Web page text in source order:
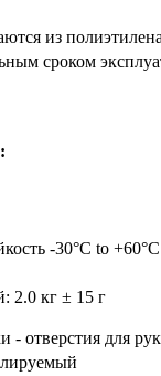
из
сроком
-30°C to +60°C
2.0 кг ± 15 г
- отверстия для